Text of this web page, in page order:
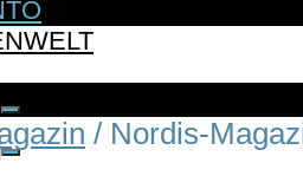
/ Nordis-